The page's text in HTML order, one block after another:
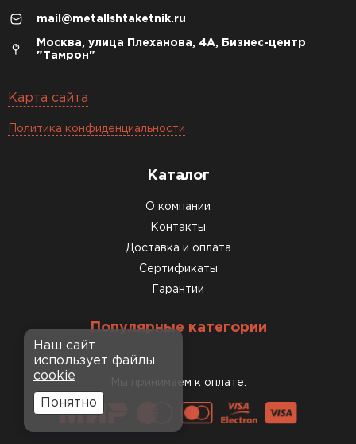
mail@metallshtaketnik.ru
Москва, улица Плеханова, 4А, Бизнес-центр
"Тамрон"
Карта сайта
Политика конфиденциальности
Каталог
О компании
Контакты
Доставка и оплата
Сертификаты
Гарантии
Популярные категории
Мы принимаем к оплате:
Наш сайт
использует файлы
cookie
Понятно